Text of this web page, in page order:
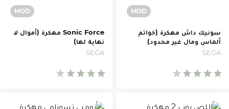
سونيك داش مهكرة (خواتم
ألماس ومال غير محدود)
SEGA
Sonic Force مهكرة (أموال لا
نهاية لها)
SEGA